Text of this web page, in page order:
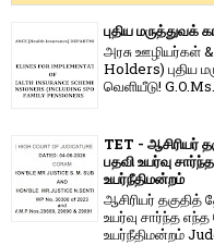
புதிய
அரசு ஊழியர்கள்
Holders) புதிய
வெளியீடு!
TET - ஆசிரியர்
பதவி உயர்வு
உயர்நீதிமன்றம்
ஆசிரியர் தகுதித்
உயர்வு சார்ந்த
உயர்நீதிமன்றம்